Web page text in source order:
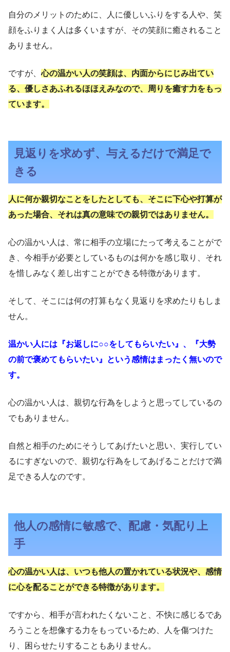
自分のメリットのために、人に優しいふりをする人や、笑
顔をふりまく人は多くいますが、その笑顔に癒されること
ありません。
ですが、心の温かい人の笑顔は、内面からにじみ出てい
る、優しさあふれるほほえみなので、周りを癒す力をもっ
ています。
見返りを求めず、与えるだけで満足で
きる
人に何か親切なことをしたとしても、そこに下心や打算が
あった場合、それは真の意味での親切ではありません。
心の温かい人は、常に相手の立場にたって考えることがで
き、今相手が必要としているものは何かを感じ取り、それ
を惜しみなく差し出すことができる特徴があります。
そして、そこには何の打算もなく見返りを求めたりもしま
せん。
温かい人には『お返しに○○をしてもらいたい』、『大勢
の前で褒めてもらいたい』という感情はまったく無いので
す。
心の温かい人は、親切な行為をしようと思ってしているの
でもありません。
自然と相手のためにそうしてあげたいと思い、実行してい
るにすぎないので、親切な行為をしてあげることだけで満
足できる人なのです。
他人の感情に敏感で、配慮・気配り上
手
心の温かい人は、いつも他人の置かれている状況や、感情
に心を配ることができる特徴があります。
ですから、相手が言われたくないこと、不快に感じるであ
ろうことを想像する力をもっているため、人を傷つけた
り、困らせたりすることもありません。